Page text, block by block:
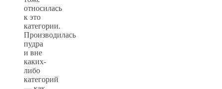
относилась
к это
категории.
Производилась
пудра
и вне
каких-
либо
категорий